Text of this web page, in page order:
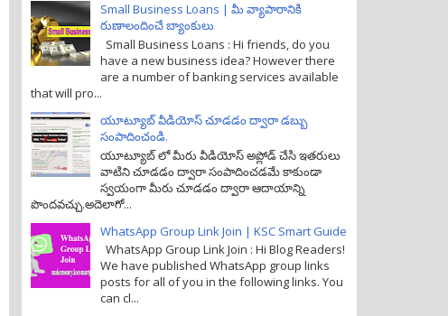
Small Business Loans | మీ వ్యాపారానికి
రుణాలందించే బ్యాంకులు
Small Business Loans : Hi friends, do you
have a new business idea? However there
are a number of banking services available
that will pro...
యూట్యూబ్ వీడియోస్ చూడడం ద్వారా డబ్బు
సంపాదించండి.
యూట్యూబ్ లో మీరు వీడియోస్ అప్లోడ్ చేసి ఇతరులు
వాటిని చూడడం ద్వారా సంపాదించడమే కాకుండా
స్వయంగా మీరు చూడడం ద్వారా ఆదాయాన్ని
పొందవచ్చు.అదెలాగో...
WhatsApp Group Link Join | KSC Smart Guide
WhatsApp Group Link Join : Hi Blog Readers!
We have published WhatsApp group links
posts for all of you in the following links. You
can cl...